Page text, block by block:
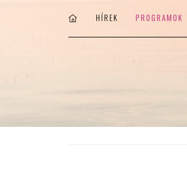
HÍREK PROGRAMOK